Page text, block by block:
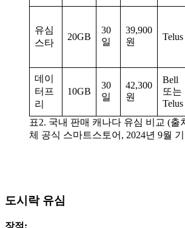
유심
스타
20GB
30
일
39,900
원
Telus
데이
터프
리
10GB
30
일
42,300
원
Bell
또는
Telus
표2. 국내 판매 캐나다 유심 비교 (출
체 공식 스마트스토어, 2024년 9월
도시락 유심